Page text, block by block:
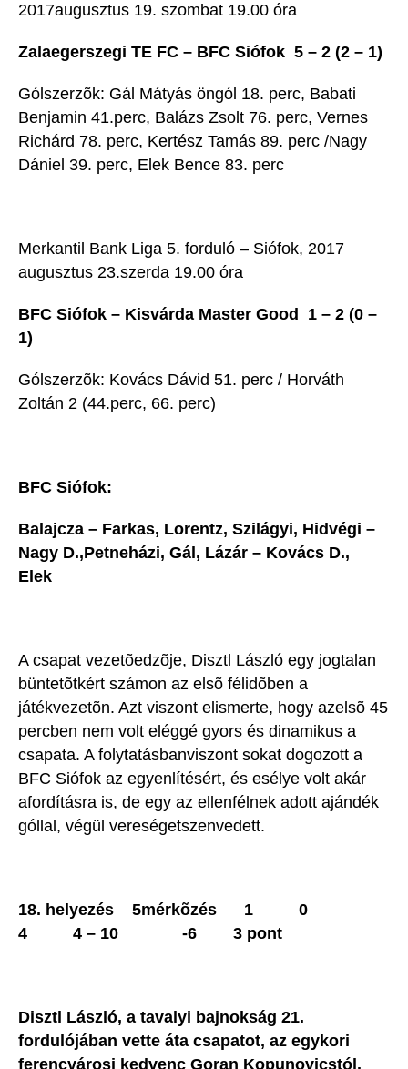
2017augusztus 19. szombat 19.00 óra
Zalaegerszegi TE FC – BFC Siófok 5 – 2 (2 – 1)
Gólszerzõk: Gál Mátyás öngól 18. perc, Babati
Benjamin 41.perc, Balázs Zsolt 76. perc, Vernes
Richárd 78. perc, Kertész Tamás 89. perc /Nagy
Dániel 39. perc, Elek Bence 83. perc
Merkantil Bank Liga 5. forduló – Siófok, 2017
augusztus 23.szerda 19.00 óra
BFC Siófok – Kisvárda Master Good 1 – 2 (0 –
1)
Gólszerzõk: Kovács Dávid 51. perc / Horváth
Zoltán 2 (44.perc, 66. perc)
BFC Siófok:
Balajcza – Farkas, Lorentz, Szilágyi, Hidvégi –
Nagy D.,Petneházi, Gál, Lázár – Kovács D.,
Elek
A csapat vezetõedzõje, Disztl László egy jogtalan
büntetõtkért számon az elsõ félidõben a
játékvezetõn. Azt viszont elismerte, hogy azelsõ 45
percben nem volt eléggé gyors és dinamikus a
csapata. A folytatásbanviszont sokat dogozott a
BFC Siófok az egyenlítésért, és esélye volt akár
afordításra is, de egy az ellenfélnek adott ajándék
góllal, végül vereségetszenvedett.
18. helyezés 5mérkõzés 1 0
4 4 – 10 -6 3 pont
Disztl László, a tavalyi bajnokság 21.
fordulójában vette áta csapatot, az egykori
ferencvárosi kedvenc Goran Kopunovicstól.